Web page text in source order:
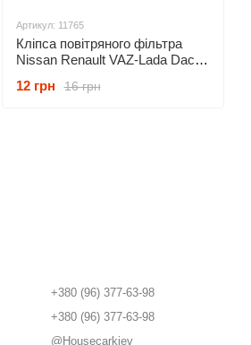
Артикул: 11765
Кліпса повітряного фільтра
Nissan Renault VAZ-Lada Dacia
16 грн
12 грн
+380 (96) 377-63-98
+380 (96) 377-63-98
@Housecarkiev